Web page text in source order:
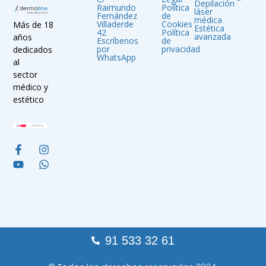
Más de 18
años
dedicados
al
sector
médico y
estético
Depilación
láser
médica
Estética
avanzada
Política
de
Cookies
Política
de
privacidad
Raimundo
Fernández
Villaderde
42
Escríbenos
por
WhatsApp
91 533 32 61